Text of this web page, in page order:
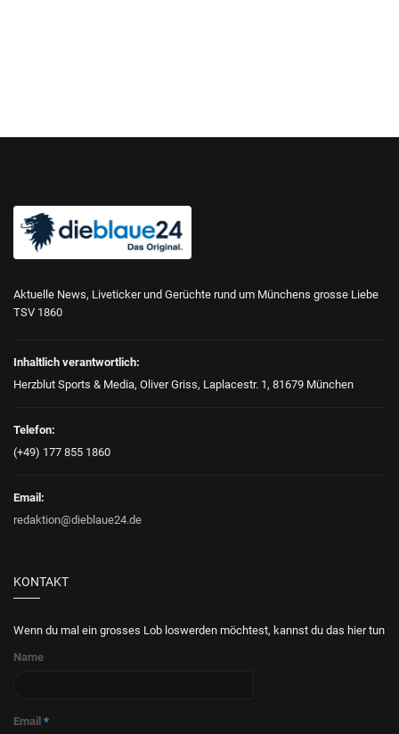
Aktuelle News, Liveticker und Gerüchte rund um Münchens grosse Liebe
TSV 1860
Inhaltlich verantwortlich:
Herzblut Sports & Media, Oliver Griss, Laplacestr. 1, 81679 München
Telefon:
(+49) 177 855 1860
Email:
redaktion@dieblaue24.de
KONTAKT
Wenn du mal ein grosses Lob loswerden möchtest, kannst du das hier tun
Name
Email *